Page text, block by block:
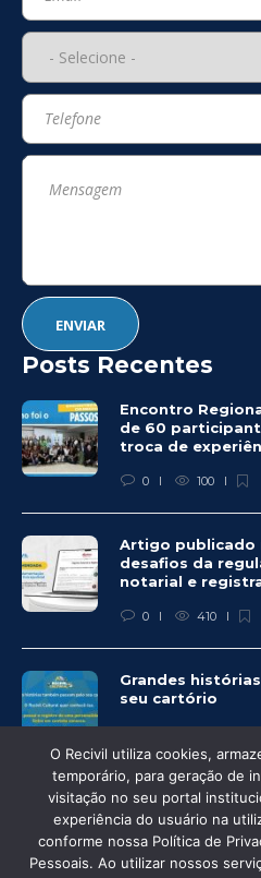
Posts Recentes
Encontro
de 60
troca de
0 100
Artigo publicado
desafios da
notarial e
0 410
Grandes
seu cartório
© Recivil 2020 – Todos
O Recivil utiliza cookies,
temporário, para geração de
visitação no seu portal
experiência do usuário na
conforme nossa Política de
Pessoais. Ao utilizar nossos